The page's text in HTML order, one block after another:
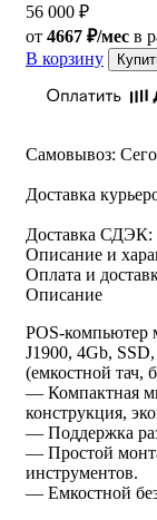
56 000 ₽
от 4667 ₽/мес в
В корзину
Самовывоз:
Доставка
Доставка СДЭК:
Описание и
Оплата и
Описание
POS-компьютер
J1900, 4Gb,
(емкостной тач,
— Компактная
конструкция,
— Поддержка
— Простой
инструментов.
— Емкостной